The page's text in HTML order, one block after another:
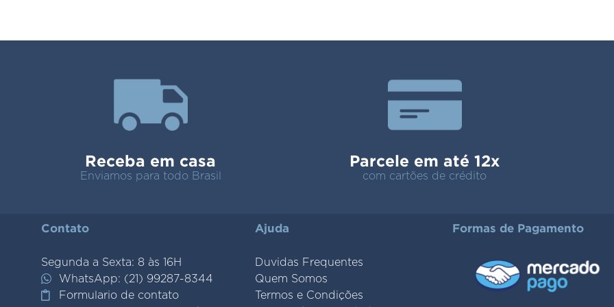
Receba em casa
Enviamos para todo Brasil
Parcele em até 12x
com cartões de crédito
Contato
Segunda a Sexta: 8 às 16H
WhatsApp: (21) 99287-8344
Formulario de contato
Ajuda
Duvidas Frequentes
Quem Somos
Termos e Condições
Formas de Pagamento